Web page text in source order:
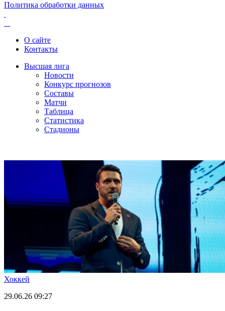
Политика обработки данных
О сайте
Контакты
Высшая лига
Новости
Конкурс прогнозов
Составы
Матчи
Таблица
Статистика
Стадионы
Хоккей
29.06.26 09:27